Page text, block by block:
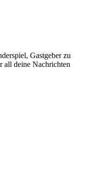
Gastgeber zu
all deine Nachrichten